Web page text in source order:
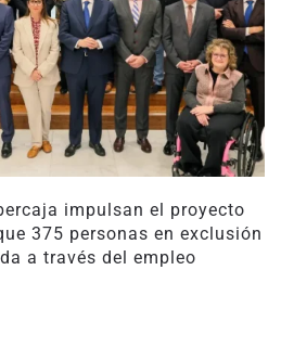
impulsan el proyecto
375 personas en exclusión
a través del empleo